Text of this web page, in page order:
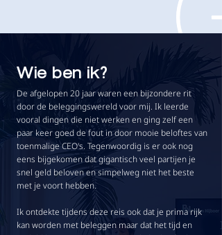
Wie ben ik?
De afgelopen 20 jaar waren een bijzondere rit
door de beleggingswereld voor mij. Ik leerde
vooral dingen die niet werken en ging zelf een
paar keer goed de fout in door mooie beloftes van
toenmalige CEO's. Tegenwoordig is er ook nog
eens bijgekomen dat gigantisch veel partijen je
snel geld beloven en simpelweg niet het beste
met je voort hebben.
Ik ontdekte tijdens deze reis ook dat je prima rijk
kan worden met beleggen maar dat het tijd en